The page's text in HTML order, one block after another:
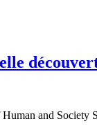
and Society